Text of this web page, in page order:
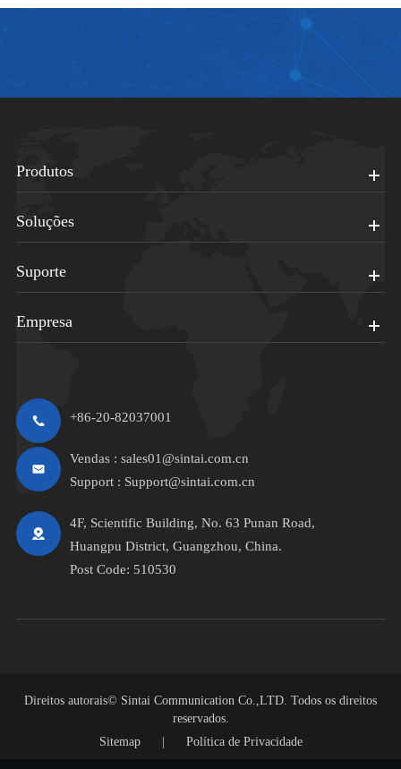
Produtos
Soluções
Suporte
Empresa
+86-20-82037001
Vendas : sales01@sintai.com.cn
Support : Support@sintai.com.cn
4F, Scientific Building, No. 63 Punan Road,
Huangpu District, Guangzhou, China.
Post Code: 510530
Direitos autorais© Sintai Communication Co.,LTD. Todos os direitos
reservados.
Sitemap
Política de Privacidade